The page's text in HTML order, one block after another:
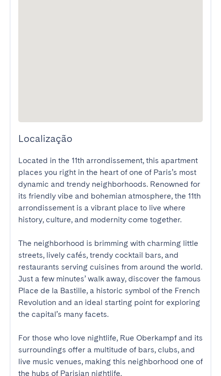
Localização
Located in the 11th arrondissement, this apartment
places you right in the heart of one of Paris’s most
dynamic and trendy neighborhoods. Renowned for
its friendly vibe and bohemian atmosphere, the 11th
arrondissement is a vibrant place to live where
history, culture, and modernity come together.
The neighborhood is brimming with charming little
streets, lively cafés, trendy cocktail bars, and
restaurants serving cuisines from around the world.
Just a few minutes’ walk away, discover the famous
Place de la Bastille, a historic symbol of the French
Revolution and an ideal starting point for exploring
the capital’s many facets.
For those who love nightlife, Rue Oberkampf and its
surroundings offer a multitude of bars, clubs, and
live music venues, making this neighborhood one of
the hubs of Parisian nightlife.